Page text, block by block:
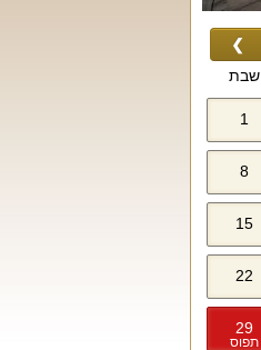
שבת
1
8
15
22
29
תפוס
❯